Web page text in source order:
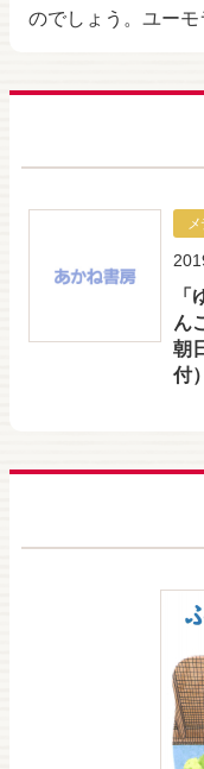
のでしょう。ユーモ
ん
朝
付